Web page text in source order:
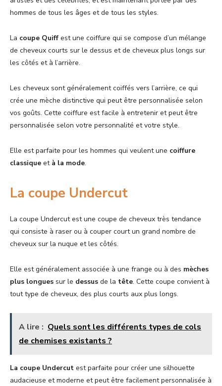
hommes de tous les âges et de tous les styles.
La coupe Quiff est une coiffure qui se compose d’un mélange
de cheveux courts sur le dessus et de cheveux plus longs sur
les côtés et à l’arrière.
Les cheveux sont généralement coiffés vers l’arrière, ce qui
crée une mèche distinctive qui peut être personnalisée selon
vos goûts. Cette coiffure est facile à entretenir et peut être
personnalisée selon votre personnalité et votre style.
Elle est parfaite pour les hommes qui veulent une coiffure
classique et à la mode.
La coupe Undercut
La coupe Undercut est une coupe de cheveux très tendance
qui consiste à raser ou à couper court un grand nombre de
cheveux sur la nuque et les côtés.
Elle est généralement associée à une frange ou à des mèches
plus longues sur le dessus de la tête. Cette coupe convient à
tout type de cheveux, des plus courts aux plus longs.
A lire : Quels sont les différents types de cols
de chemises existants ?
La coupe Undercut est parfaite pour créer une silhouette
audacieuse et moderne et peut être facilement personnalisée à